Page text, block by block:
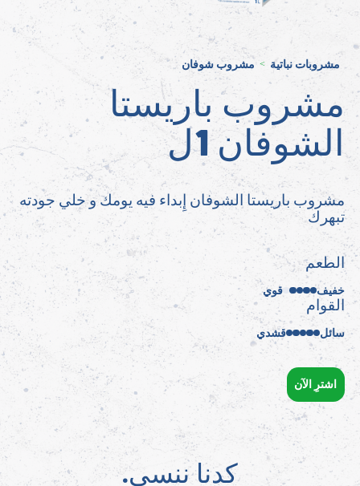
مشروبات نباتية > مشروب شوفان
مشروب باريستا
الشوفان 1ل
مشروب باريستا الشوفان إِبداء فيه يومك و خلي جودته
تبهرك
الطعم
خفيف قوي
القوام
سائل قشدي
اشترِ الآن
كدنا ننسى.